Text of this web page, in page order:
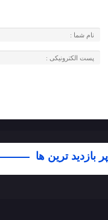
پر بازدید ترین ها